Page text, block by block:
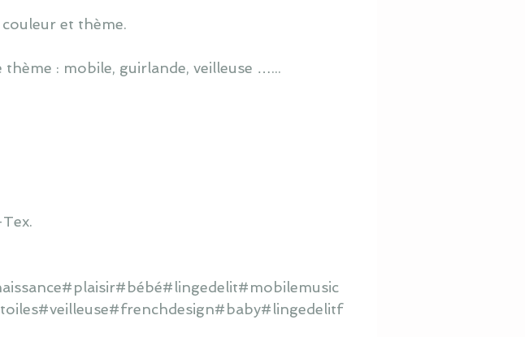
et thème.
: mobile, guirlande, veilleuse …...